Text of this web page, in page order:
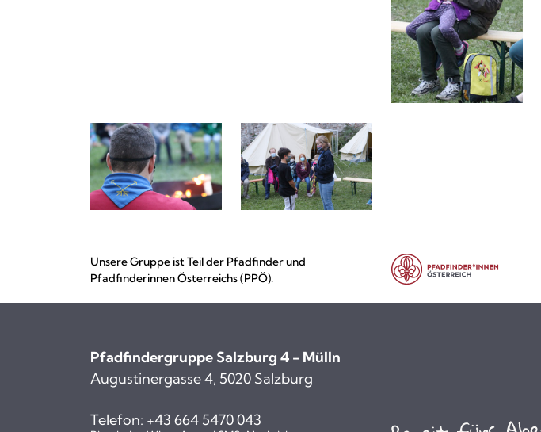
Unsere Gruppe ist Teil der Pfadfinder und
Pfadfinderinnen Österreichs (PPÖ).
Pfadfindergruppe Salzburg 4 - Mülln
Augustinergasse 4, 5020 Salzburg
Telefon: +43 664 5470 043